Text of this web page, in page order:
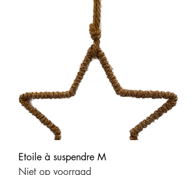
Etoile à suspendre M
Niet op voorraad